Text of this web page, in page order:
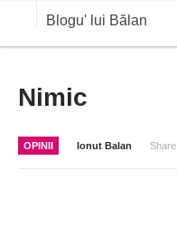
Blogu' lui Bălan
OPINII
Nimic
OPINII Ionut Balan Share